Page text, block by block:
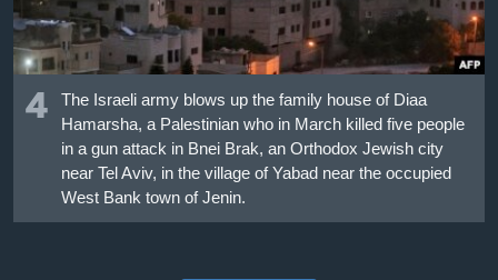
4
The Israeli army blows up the family house of Diaa
Hamarsha, a Palestinian who in March killed five people
in a gun attack in Bnei Brak, an Orthodox Jewish city
near Tel Aviv, in the village of Yabad near the occupied
West Bank town of Jenin.